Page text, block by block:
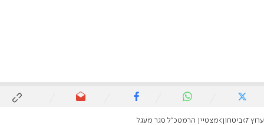
ערוץ 7 ביטחון מצטיין הרמטכ"ל סגר מעגל